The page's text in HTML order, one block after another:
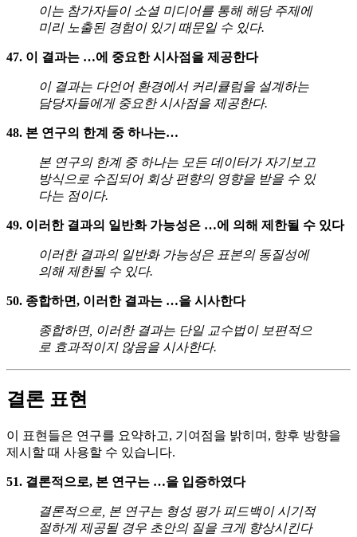
이는 참가자들이 소셜 미디어를 통해 해당 주제에
미리 노출된 경험이 있기 때문일 수 있다.
47. 이 결과는 …에 중요한 시사점을 제공한다
이 결과는 다언어 환경에서 커리큘럼을 설계하는
담당자들에게 중요한 시사점을 제공한다.
48. 본 연구의 한계 중 하나는…
본 연구의 한계 중 하나는 모든 데이터가 자기보고
방식으로 수집되어 회상 편향의 영향을 받을 수 있
다는 점이다.
49. 이러한 결과의 일반화 가능성은 …에 의해 제한될 수 있다
이러한 결과의 일반화 가능성은 표본의 동질성에
의해 제한될 수 있다.
50. 종합하면, 이러한 결과는 …을 시사한다
종합하면, 이러한 결과는 단일 교수법이 보편적으
로 효과적이지 않음을 시사한다.
결론 표현
이 표현들은 연구를 요약하고, 기여점을 밝히며, 향후 방향을
제시할 때 사용할 수 있습니다.
51. 결론적으로, 본 연구는 …을 입증하였다
결론적으로, 본 연구는 형성 평가 피드백이 시기적
절하게 제공될 경우 초안의 질을 크게 향상시킨다